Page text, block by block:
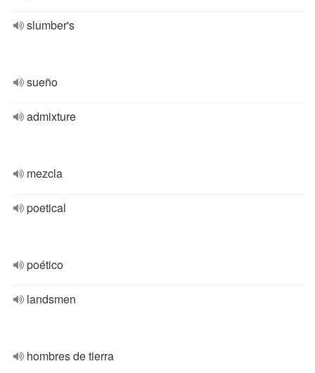
slumber's
sueño
admixture
mezcla
poetical
poético
landsmen
hombres de tierra